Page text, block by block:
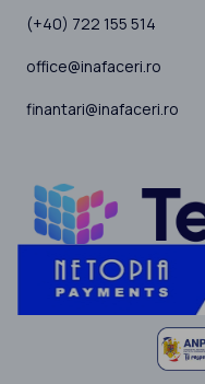
(+40) 722 155 514
office@inafaceri.ro
finantari@inafaceri.ro